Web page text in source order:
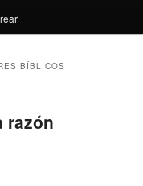
BÍBLICOS
razón